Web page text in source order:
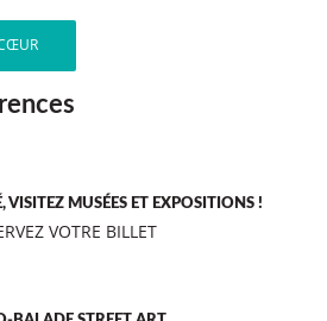
VISITEZ MUSÉES ET EXPOSITIONS !
VOTRE BILLET